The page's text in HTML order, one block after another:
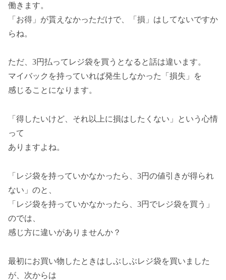
働きます。
「お得」が貰えなかっただけで、「損」はしてないですか
らね。
ただ、3円払ってレジ袋を買うとなると話は違います。
マイバックを持っていれば発生しなかった「損失」を
感じることになります。
「得したいけど、それ以上に損はしたくない」という心情
って
ありますよね。
「レジ袋を持っていかなかったら、3円の値引きが得られ
ない」のと、
「レジ袋を持っていかなかったら、3円でレジ袋を買う」
のでは、
感じ方に違いがありませんか？
最初にお買い物したときはしぶしぶレジ袋を買いました
が、次からは